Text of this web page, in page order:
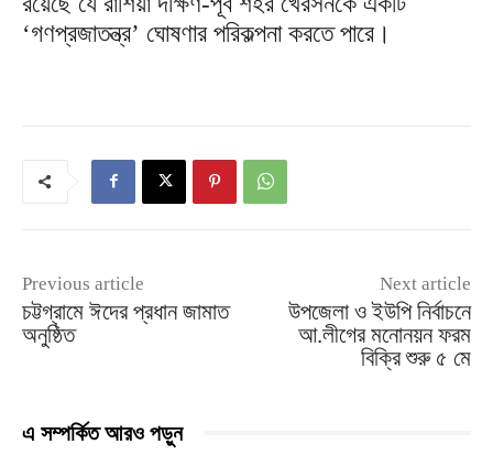
‘গণপ্রজাতন্ত্র’ ঘোষণার পরিকল্পনা করতে পারে।
Previous article
চট্টগ্রামে ঈদের প্রধান জামাত
অনুষ্ঠিত
Next article
উপজেলা ও ইউপি নির্বাচনে
আ.লীগের মনোনয়ন ফরম
বিক্রি শুরু ৫ মে
এ সম্পর্কিত আরও পড়ুন